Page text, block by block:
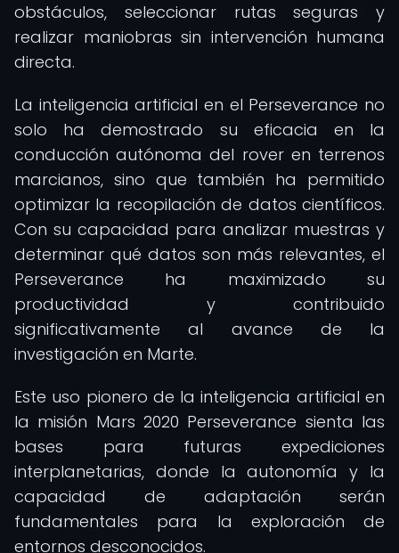
obstáculos, seleccionar rutas seguras y
realizar maniobras sin intervención humana
directa.
La inteligencia artificial en el Perseverance no
solo ha demostrado su eficacia en la
conducción autónoma del rover en terrenos
marcianos, sino que también ha permitido
optimizar la recopilación de datos científicos.
Con su capacidad para analizar muestras y
determinar qué datos son más relevantes, el
Perseverance ha maximizado su
productividad y contribuido
significativamente al avance de la
investigación en Marte.
Este uso pionero de la inteligencia artificial en
la misión Mars 2020 Perseverance sienta las
bases para futuras expediciones
interplanetarias, donde la autonomía y la
capacidad de adaptación serán
fundamentales para la exploración de
entornos desconocidos.